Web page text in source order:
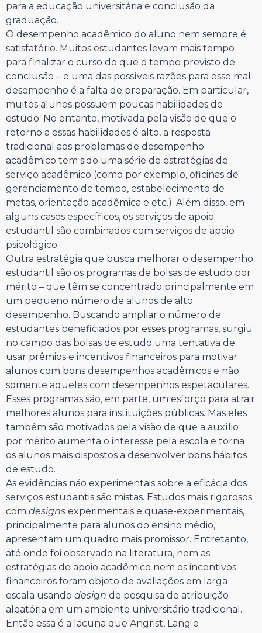
para a educação universitária e conclusão da
graduação.
O desempenho acadêmico do aluno nem sempre é
satisfatório. Muitos estudantes levam mais tempo
para finalizar o curso do que o tempo previsto de
conclusão – e uma das possíveis razões para esse mal
desempenho é a falta de preparação. Em particular,
muitos alunos possuem poucas habilidades de
estudo. No entanto, motivada pela visão de que o
retorno a essas habilidades é alto, a resposta
tradicional aos problemas de desempenho
acadêmico tem sido uma série de estratégias de
serviço acadêmico (como por exemplo, oficinas de
gerenciamento de tempo, estabelecimento de
metas, orientação acadêmica e etc.). Além disso, em
alguns casos específicos, os serviços de apoio
estudantil são combinados com serviços de apoio
psicológico.
Outra estratégia que busca melhorar o desempenho
estudantil são os programas de bolsas de estudo por
mérito – que têm se concentrado principalmente em
um pequeno número de alunos de alto
desempenho. Buscando ampliar o número de
estudantes beneficiados por esses programas, surgiu
no campo das bolsas de estudo uma tentativa de
usar prêmios e incentivos financeiros para motivar
alunos com bons desempenhos acadêmicos e não
somente aqueles com desempenhos espetaculares.
Esses programas são, em parte, um esforço para atrair
melhores alunos para instituições públicas. Mas eles
também são motivados pela visão de que a auxílio
por mérito aumenta o interesse pela escola e torna
os alunos mais dispostos a desenvolver bons hábitos
de estudo.
As evidências não experimentais sobre a eficácia dos
serviços estudantis são mistas. Estudos mais rigorosos
com designs experimentais e quase-experimentais,
principalmente para alunos do ensino médio,
apresentam um quadro mais promissor. Entretanto,
até onde foi observado na literatura, nem as
estratégias de apoio acadêmico nem os incentivos
financeiros foram objeto de avaliações em larga
escala usando design de pesquisa de atribuição
aleatória em um ambiente universitário tradicional.
Então essa é a lacuna que Angrist, Lang e